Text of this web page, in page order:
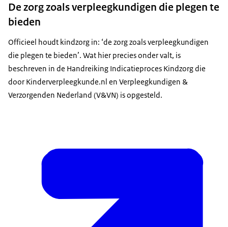
De zorg zoals verpleegkundigen die plegen te
bieden
Officieel houdt kindzorg in: ‘de zorg zoals verpleegkundigen
die plegen te bieden’. Wat hier precies onder valt, is
beschreven in de Handreiking Indicatieproces Kindzorg die
door Kinderverpleegkunde.nl en Verpleegkundigen &
Verzorgenden Nederland (V&VN) is opgesteld.